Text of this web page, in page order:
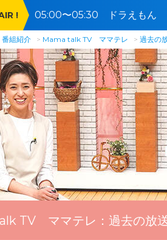
! 05:00〜05:30 ドラえもん
番組紹介 Mama talk TV ママテレ 過去の
TV ママテレ： 過去の放